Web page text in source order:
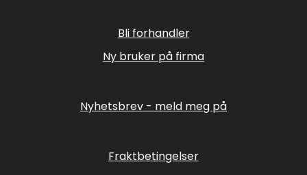
Bli forhandler
Ny bruker på firma
Nyhetsbrev - meld meg på
Fraktbetingelser